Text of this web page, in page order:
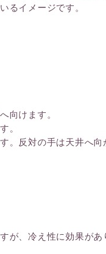
るイメージです。
向けます。
。
。反対の手は天井へ
が、冷え性に効果があ